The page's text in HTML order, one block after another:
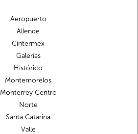
Aeropuerto
Allende
Cintermex
Galerías
Histórico
Montemorelos
Monterrey Centro
Norte
Santa Catarina
Valle